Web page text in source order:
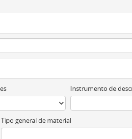
Instrumento de
Tipo general de material